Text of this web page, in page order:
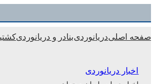
به
محتوا
صفحه اصلیدریانوردیبنادر و دریانوردی
اخبار دریانوردی